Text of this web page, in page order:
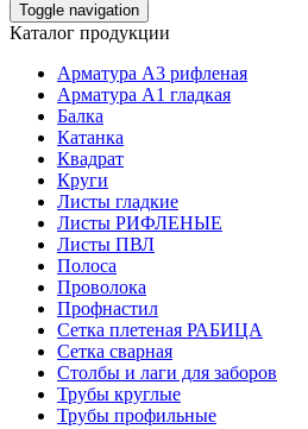
Toggle navigation
Каталог продукции
Арматура А3 рифленая
Арматура А1 гладкая
Балка
Катанка
Квадрат
Круги
Листы гладкие
Листы РИФЛЕНЫЕ
Листы ПВЛ
Полоса
Проволока
Профнастил
Сетка плетеная РАБИЦА
Сетка сварная
Столбы и лаги для заборов
Трубы круглые
Трубы профильные